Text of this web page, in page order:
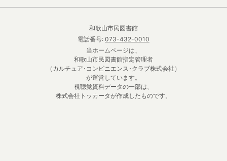
和歌山市民図書館
電話番号: 073-432-0010
当ホームページは、
和歌山市民図書館指定管理者
（カルチュア･コンビニエンス･クラブ株式会社）
が運営しています。
視聴覚資料データの一部は、
株式会社トッカータが作成したものです。